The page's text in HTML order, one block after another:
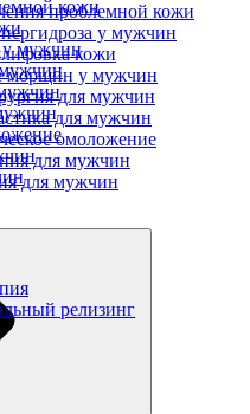
кожи
у мужчин
проблемной кожи
у мужчин
кожи
морщин у мужчин
для мужчин
для мужчин
омоложение
для мужчин
для мужчин
релизинг